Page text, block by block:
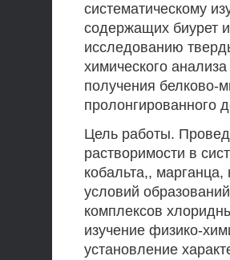
систематическому
содержащих биурет
исследованию
химического
получения белково-
пролонгированного
Цель работы.
растворимости в
кобальта,,
условий
комплексов
изучение физико-
установление